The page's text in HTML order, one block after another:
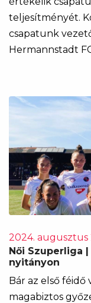
teljesítményét.
csapatunk
Hermannstadt
2024. augusztus
Női Szuperliga
nyitányon
Bár az első
magabiztos